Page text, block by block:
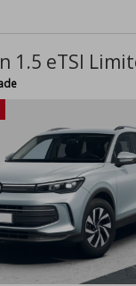
o kritických
1.5 eTSI